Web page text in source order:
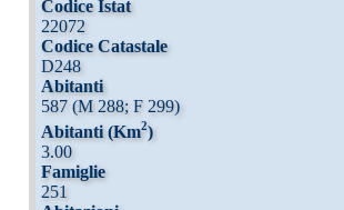
Codice Istat
22072
Codice Catastale
D248
Abitanti
587 (M 288; F 299)
Abitanti (Km2)
3.00
Famiglie
251